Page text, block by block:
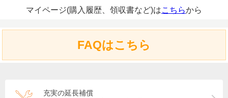
マイページ(購入履歴、領収書など)はこちらから
FAQはこちら
充実の延長補償